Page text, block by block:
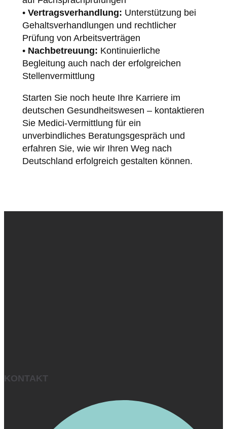
• Vertragsverhandlung: Unterstützung bei
Gehaltsverhandlungen und rechtlicher
Prüfung von Arbeitsverträgen
• Nachbetreuung: Kontinuierliche
Begleitung auch nach der erfolgreichen
Stellenvermittlung
Starten Sie noch heute Ihre Karriere im
deutschen Gesundheitswesen – kontaktieren
Sie Medici-Vermittlung für ein
unverbindliches Beratungsgespräch und
erfahren Sie, wie wir Ihren Weg nach
Deutschland erfolgreich gestalten können.
KONTAKT